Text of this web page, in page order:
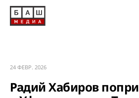
24 ФЕВР. 2026
Радий Хабиров